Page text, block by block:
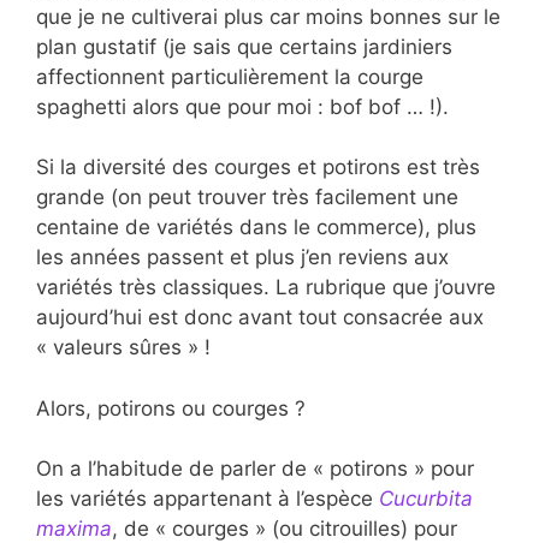
que je ne cultiverai plus car moins bonnes sur le
plan gustatif (je sais que certains jardiniers
affectionnent particulièrement la courge
spaghetti alors que pour moi : bof bof … !).
Si la diversité des courges et potirons est très
grande (on peut trouver très facilement une
centaine de variétés dans le commerce), plus
les années passent et plus j’en reviens aux
variétés très classiques. La rubrique que j’ouvre
aujourd’hui est donc avant tout consacrée aux
« valeurs sûres » !
Alors, potirons ou courges ?
On a l’habitude de parler de « potirons » pour
les variétés appartenant à l’espèce Cucurbita
maxima, de « courges » (ou citrouilles) pour